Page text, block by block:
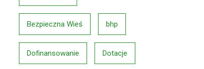
Bezpieczna Wieś bhp
Dofinansowanie Dotacje